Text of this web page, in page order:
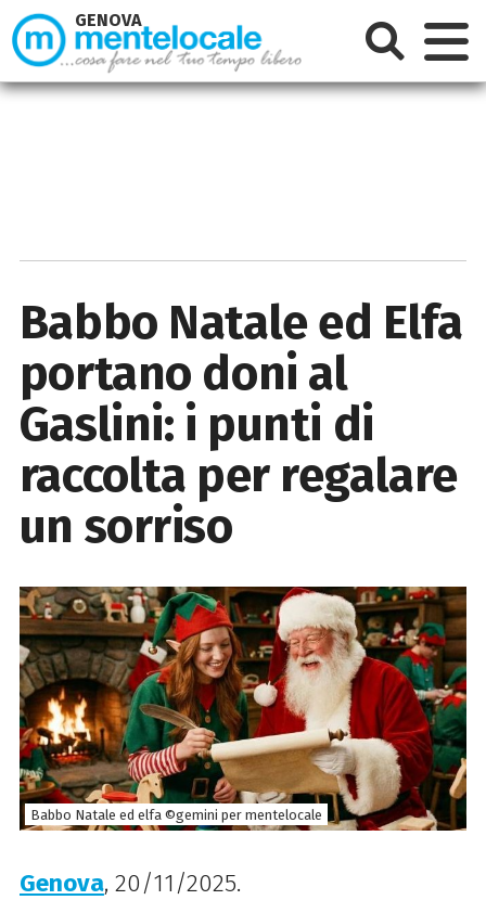
Babbo Natale ed Elfa
portano doni al
Gaslini: i punti di
raccolta per regalare
un sorriso
Babbo Natale ed elfa ©gemini per mentelocale
Genova, 20/11/2025.
GENOVA